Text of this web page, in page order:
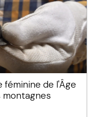
de l'Âge